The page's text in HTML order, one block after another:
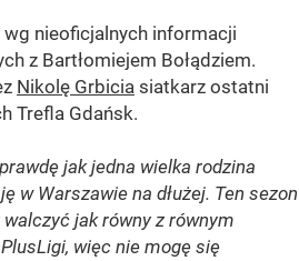
nieoficjalnych informacji
z Bartłomiejem Bołądziem.
Nikolę Grbicia siatkarz ostatni
Trefla Gdańsk.
jak jedna wielka rodzina
w Warszawie na dłużej. Ten sezon
walczyć jak równy z równym
więc nie mogę się